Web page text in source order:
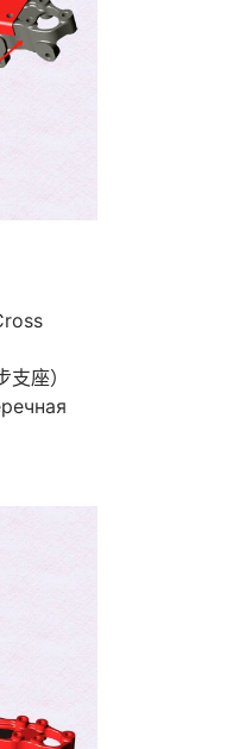
座）